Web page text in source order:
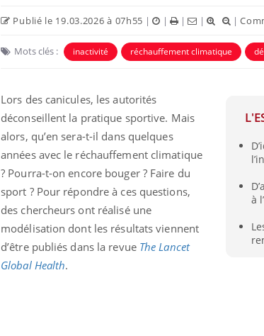
Publié le 19.03.2026 à 07h55 | | | | |
Mots clés : inactivité réchauffement climatique
à
Lors des canicules, les autorités
déconseillent la pratique sportive. Mais
alors, qu’en sera-t-il dans quelques
années avec le réchauffement climatique
? Pourra-t-on encore bouger ? Faire du
sport ? Pour répondre à ces questions,
des chercheurs ont réalisé une
modélisation dont les résultats viennent
d’être publiés dans la revue The Lancet
Global Health.
Comment gérer le
sommeil des enfants en
vacances ?
Bilan prévention : ce que
les kinés pourront
bientôt faire